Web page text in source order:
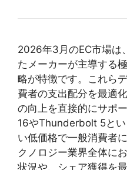
2026年3月のEC市場は
たメーカーが主導する
略が特徴です。これら
費者の支出配分を最適
の向上を直接的にサポ
16やThunderbolt 5と
い低価格で一般消費者
クノロジー業界全体に
状況や、シェア獲得を